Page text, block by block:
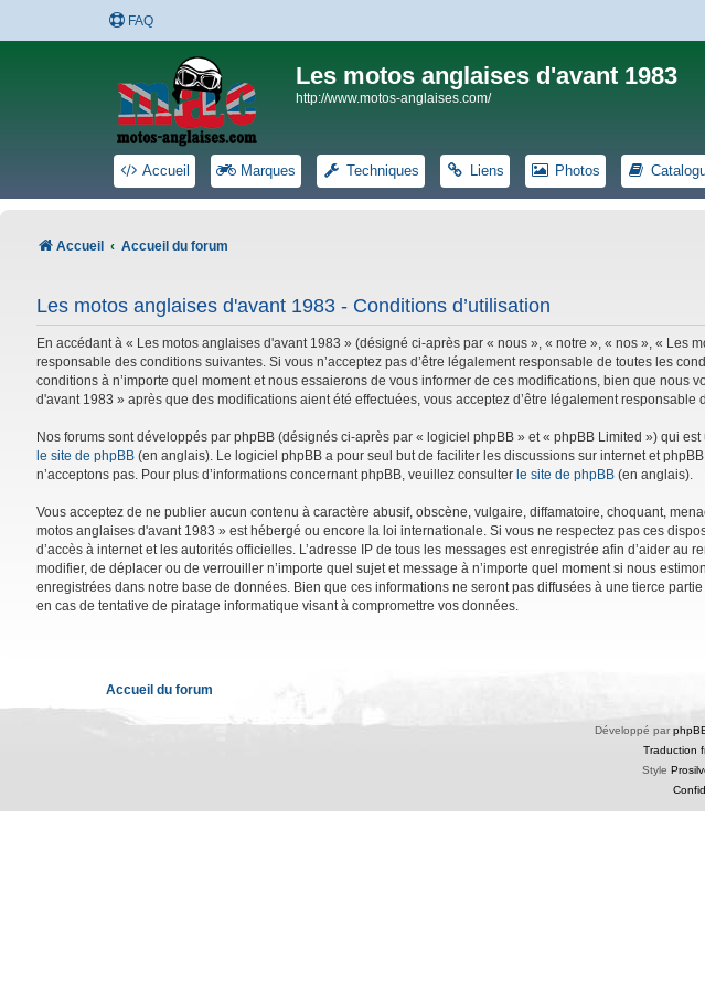
FAQ
Les motos anglaises d'avant 1983
http://www.motos-anglaises.com/
Accueil Marques Techniques Liens Photos
Accueil Accueil du forum
Les motos anglaises d'avant 1983 - Conditions d’utilisation
En accédant à « Les motos anglaises d'avant 1983 » (désigné ci-après par « nous », « notre », « nos », «
responsable des conditions suivantes. Si vous n’acceptez pas d’être légalement responsable de toutes les
conditions à n’importe quel moment et nous essaierons de vous informer de ces modifications, bien que
d'avant 1983 » après que des modifications aient été effectuées, vous acceptez d’être légalement responsable
Nos forums sont développés par phpBB (désignés ci-après par « logiciel phpBB » et « phpBB Limited ») qui
le site de phpBB (en anglais). Le logiciel phpBB a pour seul but de faciliter les discussions sur internet et
n’acceptons pas. Pour plus d’informations concernant phpBB, veuillez consulter le site de phpBB (en anglais).
Vous acceptez de ne publier aucun contenu à caractère abusif, obscène, vulgaire, diffamatoire, choquant,
motos anglaises d'avant 1983 » est hébergé ou encore la loi internationale. Si vous ne respectez pas ces
d’accès à internet et les autorités officielles. L’adresse IP de tous les messages est enregistrée afin d’aider
modifier, de déplacer ou de verrouiller n’importe quel sujet et message à n’importe quel moment si nous
enregistrées dans notre base de données. Bien que ces informations ne seront pas diffusées à une tierce
en cas de tentative de piratage informatique visant à compromettre vos données.
Accueil du forum
Développé par
Traduction
Style